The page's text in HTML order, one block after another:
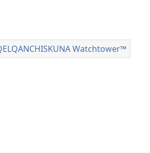
Watchtower™
INTERNETPI